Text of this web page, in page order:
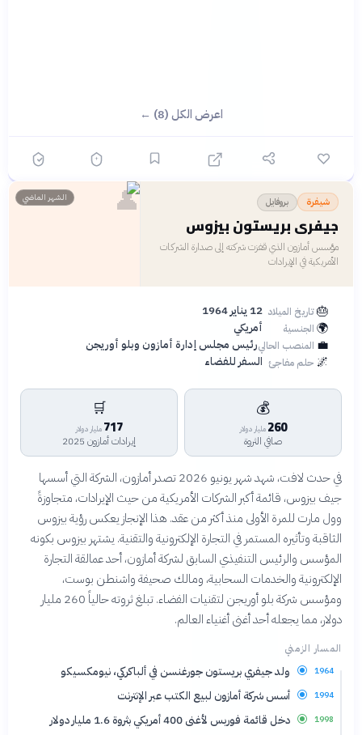
اعرض الكل (8) ←
شيفرة بروفايل
جيفري بريستون بيزوس
مؤسس أمازون الذي قفزت شركته إلى صدارة الشركات
الأمريكية في الإيرادات
الشهر الماضي 👤
🎂تاريخ الميلاد 12 يناير 1964
🌍 الجنسية أمريكي
💼 المنصب الحاليرئيس مجلس إدارة أمازون وبلو أوريجن
🌌 حلم مفاجئ السفر للفضاء
💰
260 مليار دولار
صافي الثروة
🛒
717 مليار دولار
إيرادات أمازون 2025
في حدث لافت، شهد شهر يونيو 2026 تصدر أمازون، الشركة التي أسسها
جيف بيزوس، قائمة أكبر الشركات الأمريكية من حيث الإيرادات، متجاوزةً
وول مارت للمرة الأولى منذ أكثر من عقد. هذا الإنجاز يعكس رؤية بيزوس
الثاقبة وتأثيره المستمر في التجارة الإلكترونية والتقنية. يشتهر بيزوس بكونه
المؤسس والرئيس التنفيذي السابق لشركة أمازون، أحد عمالقة التجارة
الإلكترونية والخدمات السحابية، ومالك صحيفة واشنطن بوست،
ومؤسس شركة بلو أوريجن لتقنيات الفضاء. تبلغ ثروته حالياً 260 مليار
دولار، مما يجعله أحد أغنى أغنياء العالم.
المسار الزمني
1964 ولد جيفري بريستون جورغنسن في ألباكركي، نيومكسيكو
1994 أسس شركة أمازون لبيع الكتب عبر الإنترنت
1998 دخل قائمة فوربس لأغنى 400 أمريكي بثروة 1.6 مليار دولار